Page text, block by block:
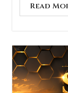
Read